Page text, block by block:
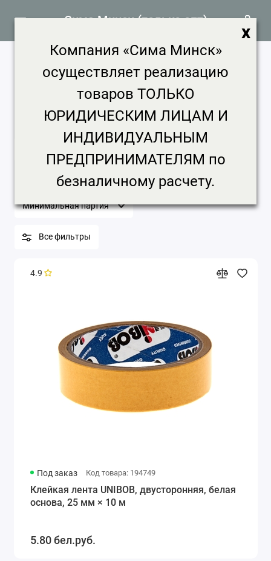
Сима Минск (только опт)
Крепёж, метизы продажа, цена в
Минске
Строительство и ремонт Крепёж, метизы
Цена, ₽ Срок доставки
Минимальная партия
Все фильтры
4.9
Под заказ Код товара: 194749
Клейкая лента UNIBOB, двусторонняя, белая
основа, 25 мм × 10 м
5.80 бел.руб.
x
Компания «Сима Минск»
осуществляет реализацию
товаров ТОЛЬКО
ЮРИДИЧЕСКИМ ЛИЦАМ И
ИНДИВИДУАЛЬНЫМ
ПРЕДПРИНИМАТЕЛЯМ по
безналичному расчету.